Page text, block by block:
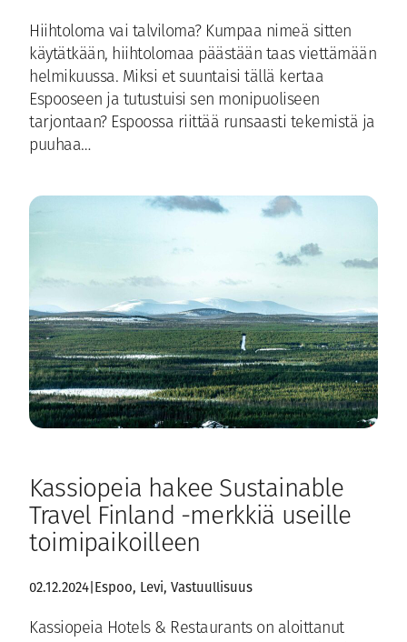
Hiihtoloma vai talviloma? Kumpaa nimeä sitten
käytätkään, hiihtolomaa päästään taas viettämään
helmikuussa. Miksi et suuntaisi tällä kertaa
Espooseen ja tutustuisi sen monipuoliseen
tarjontaan? Espoossa riittää runsaasti tekemistä ja
puuhaa…
Kassiopeia hakee Sustainable
Travel Finland -merkkiä useille
toimipaikoilleen
02.12.2024 Espoo, Levi, Vastuullisuus
Kassiopeia Hotels & Restaurants on aloittanut